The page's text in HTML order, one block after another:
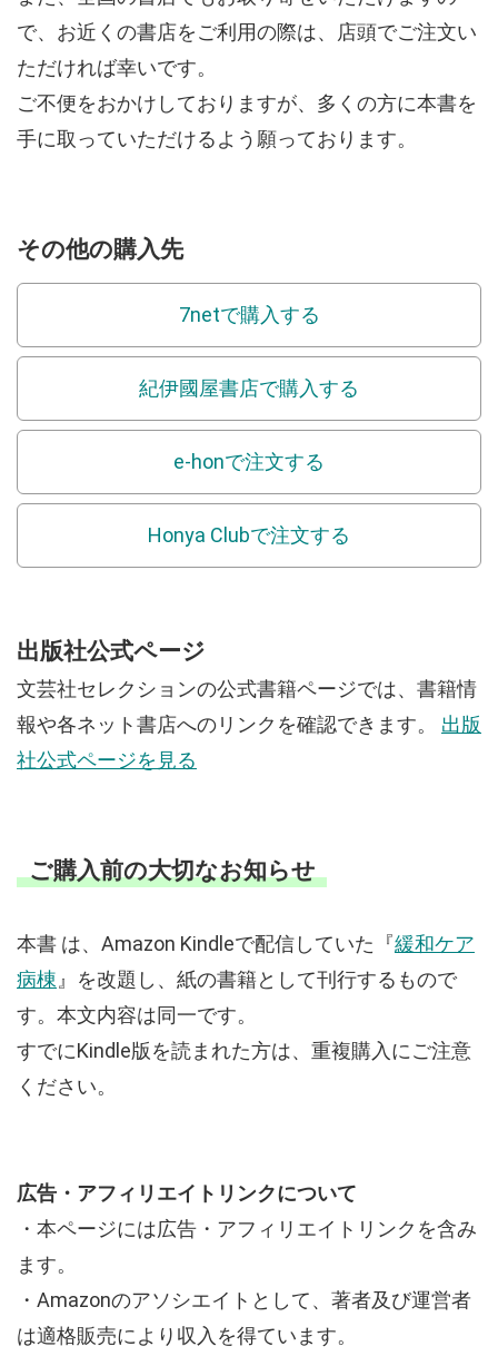
で、お近くの書店をご利用の際は、店頭でご注文い
ただければ幸いです。
ご不便をおかけしておりますが、多くの方に本書を
手に取っていただけるよう願っております。
その他の購入先
7netで購入する
紀伊國屋書店で購入する
e-honで注文する
Honya Clubで注文する
出版社公式ページ
文芸社セレクションの公式書籍ページでは、書籍情
報や各ネット書店へのリンクを確認できます。
出版
社公式ページを見る
ご購入前の大切なお知らせ
本書 は、Amazon Kindleで配信していた『緩和ケア
病棟 』を改題し、紙の書籍として刊行するもので
す。本文内容は同一です。
すでにKindle版を読まれた方は、重複購入にご注意
ください。
広告・アフィリエイトリンクについて
・本ページには広告・アフィリエイトリンクを含み
ます。
・Amazonのアソシエイトとして、著者及び運営者
は適格販売により収入を得ています。